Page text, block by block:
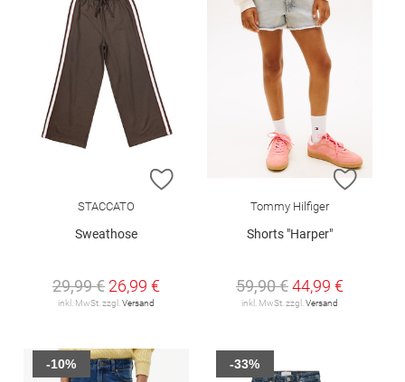
ZUR WUNSCHLISTE HINZUFÜGEN
STACCATO
Sweathose
29,99 € 26,99 €
inkl. MwSt. zzgl. Versand
ZUR
Tommy Hilfiger
Shorts "Harper"
59,90 €44,99 €
inkl. MwSt. zzgl. Versand
-10% -33%